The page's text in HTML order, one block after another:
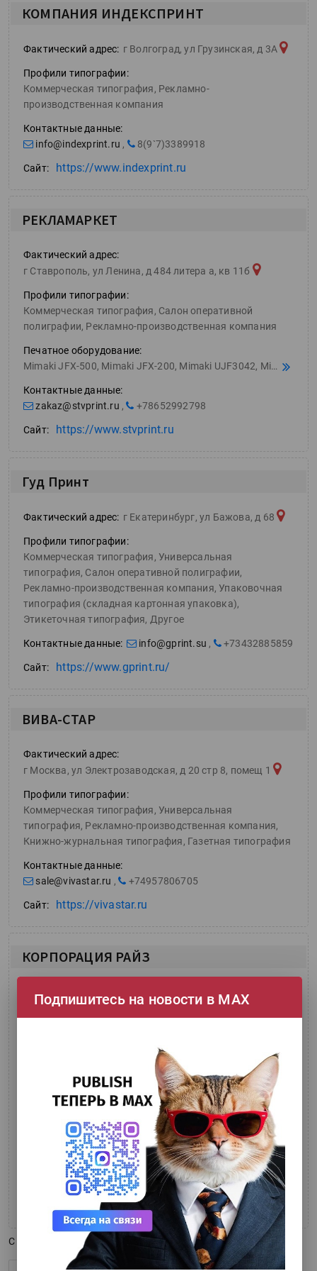
Подпишитесь на новости в МАХ
КОМПАНИЯ ИНДЕКСПРИНТ
Фактический адрес: г Волгоград, ул Грузинская, д 3А
Профили типографии:
Коммерческая типография, Рекламно-
производственная компания
Контактные данные:
info@indexprint.ru , 8(9`7)3389918
Сайт: https://www.indexprint.ru
РЕКЛАМАРКЕТ
Фактический адрес:
г Ставрополь, ул Ленина, д 484 литера а, кв 11б
Профили типографии:
Коммерческая типография, Салон оперативной
полиграфии, Рекламно-производственная компания
Печатное оборудование:
Mimaki JFX-500, Mimaki JFX-200, Mimaki UJF3042, Mimaki UJV100, Mimaki JV150, Mimaki JV33, XEROX COLOR 1000
Контактные данные:
zakaz@stvprint.ru , +78652992798
Сайт: https://www.stvprint.ru
Гуд Принт
Фактический адрес: г Екатеринбург, ул Бажова, д 68
Профили типографии:
Коммерческая типография, Универсальная
типография, Салон оперативной полиграфии,
Рекламно-производственная компания, Упаковочная
типография (складная картонная упаковка),
Этикеточная типография, Другое
Контактные данные: info@gprint.su , +73432885859
Сайт: https://www.gprint.ru/
ВИВА-СТАР
Фактический адрес:
г Москва, ул Электрозаводская, д 20 стр 8, помещ 1
Профили типографии:
Коммерческая типография, Универсальная
типография, Рекламно-производственная компания,
Книжно-журнальная типография, Газетная типография
Контактные данные:
sale@vivastar.ru , +74957806705
Сайт: https://vivastar.ru
КОРПОРАЦИЯ РАЙЗ
г Санкт-Петербург, Чкаловский пр-кт, д 15
Коммерческая типография, Рекламно-
производственная компания
Печатное оборудование:
трафаретные станки, вырубной пресс, бумагорезательная машина, клеемазочная машина
Послепечатное оборудование:
ламинатор, переплетно брошуровочная машина
Контактные данные:
rise@risecorp.ru, 412 11 97; 412 50 67
http://www.risecorp.ru/
С 144 . Всего страниц: 15